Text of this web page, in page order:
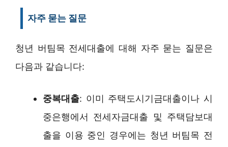
자주 묻는 질문
청년 버팀목 전세대출에 대해 자주 묻는 질문은
다음과 같습니다:
중복대출: 이미 주택도시기금대출이나 시
중은행에서 전세자금대출 및 주택담보대
출을 이용 중인 경우에는 청년 버팀목 전